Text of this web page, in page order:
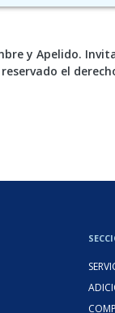
y Apelido.
el